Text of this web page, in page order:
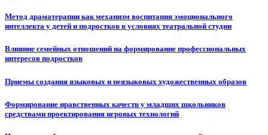
Метод драматерапии как механизм воспитания эмоционального
интеллекта у детей и подростков в условиях театральной студии
Влияние семейных отношений на формирование профессиональных
интересов подростков
Приемы создания языковых и неязыковых художественных образов
Формирование нравственных качеств у младших школьников
средствами проектирования игровых технологий